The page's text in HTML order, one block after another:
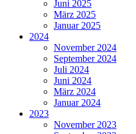
Juni 2025
März 2025
Januar 2025
2024
November 2024
September 2024
Juli 2024
Juni 2024
März 2024
Januar 2024
2023
November 2023